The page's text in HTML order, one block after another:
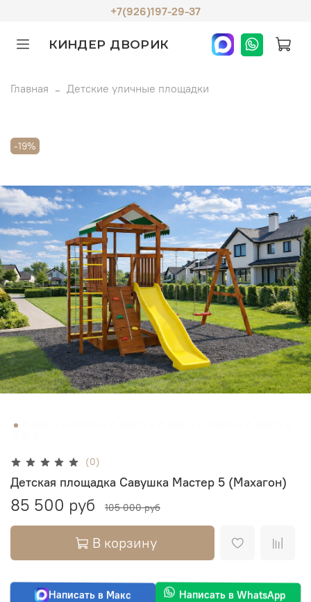
+7(926)197-29-37
КИНДЕР ДВОРИК
Главная Детские уличные площадки
-19%
(0)
Детская площадка Савушка Мастер 5 (Махагон)
85 500 руб 105 000 руб
В корзину
Написать в Макс Написать в WhatsApp